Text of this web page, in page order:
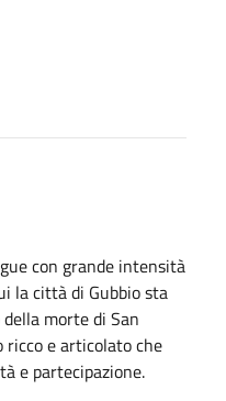
con grande intensità
la città di Gubbio sta
morte di San
ricco e articolato che
e partecipazione.